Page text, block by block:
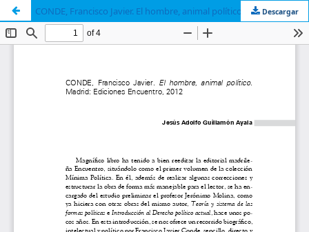
CONDE, Francisco Javier. El hombre, animal político. Madrid: Ediciones Encuentro, 2012
Descargar